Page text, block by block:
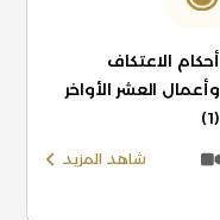
أحكام الاعتكاف
وأعمال العشر الأواخر
(1)
شاهد المزيد